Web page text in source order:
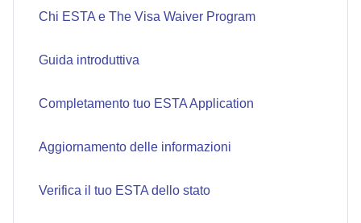
Chi ESTA e The Visa Waiver Program
Guida introduttiva
Completamento tuo ESTA Application
Aggiornamento delle informazioni
Verifica il tuo ESTA dello stato